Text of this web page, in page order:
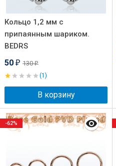
Кольцо 1,2 мм с
припаянным шариком.
BEDRS
50 ₽ 130₽
(1)
В корзину
-62%